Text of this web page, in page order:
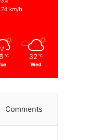
km/h
℃ 32 ℃
Wed
Comments